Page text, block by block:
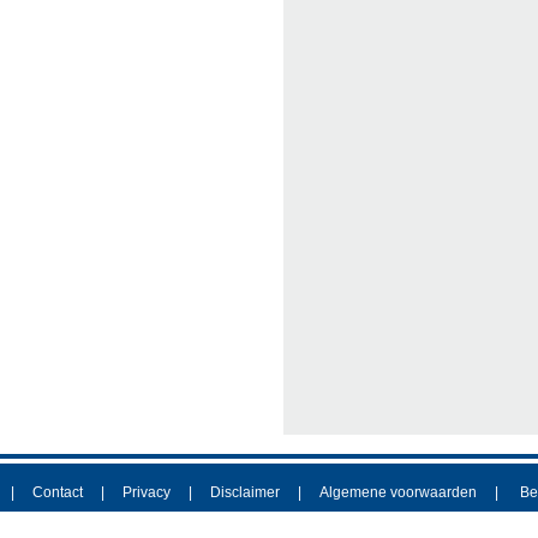
Contact Privacy Disclaimer Algemene voorwaarden